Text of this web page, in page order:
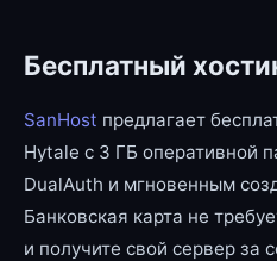
Бесплатный
SanHost предлагает
Hytale с 3 ГБ оперативной
DualAuth и мгновенным
Банковская карта не
и получите свой сервер за